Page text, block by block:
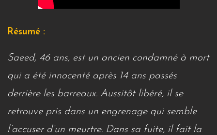
Résumé :
Saeed, 46 ans, est un ancien condamné à mort
qui a été innocenté après 14 ans passés
derrière les barreaux. Aussitôt libéré, il se
retrouve pris dans un engrenage qui semble
l’accuser d’un meurtre. Dans sa fuite, il fait la